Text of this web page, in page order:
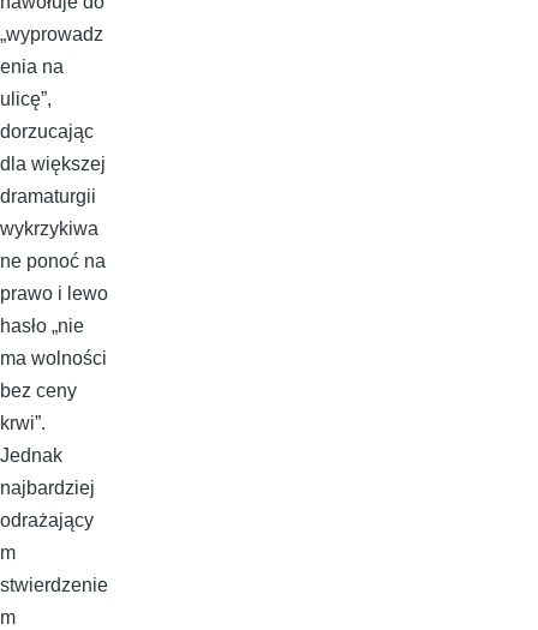
„wyprowadz
enia na
ulicę”,
dorzucając
dla większej
dramaturgii
wykrzykiwa
ne ponoć na
prawo i lewo
hasło „nie
ma wolności
bez ceny
krwi”.
Jednak
najbardziej
odrażający
m
stwierdzenie
m